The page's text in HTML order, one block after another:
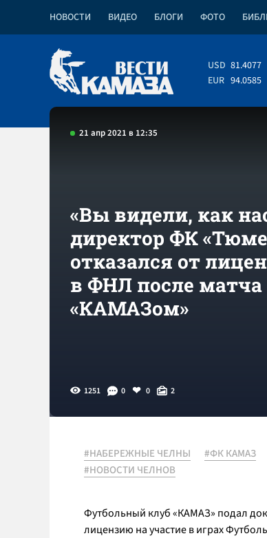
НОВОСТИ ВИДЕО БЛОГИ ФОТО
USD 81.4077
EUR 94.0585
21 апр 2021 в 12:35
«Вы видели, как
директор ФК
отказался от
в ФНЛ после матча
«КАМАЗом»
1251 0 0 2
#НАБЕРЕЖНЫЕ ЧЕЛНЫ #ФК КАМАЗ
#НОВОСТИ ЧЕЛНОВ
Футбольный клуб «КАМАЗ» подал
лицензию на участие в играх